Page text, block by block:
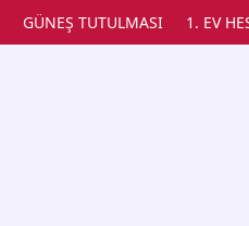
GÜNEŞ TUTULMASI 1. EV